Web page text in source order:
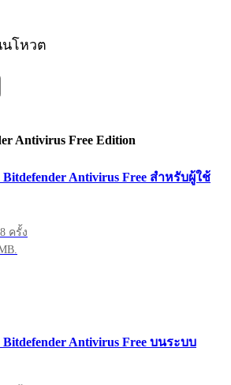
โหวต
Antivirus Free Edition
Antivirus Free สำหรับผู้ใช้
ครั้ง
Antivirus Free บนระบบ